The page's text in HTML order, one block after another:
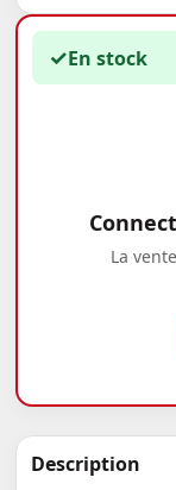
✓En stock
La
Description